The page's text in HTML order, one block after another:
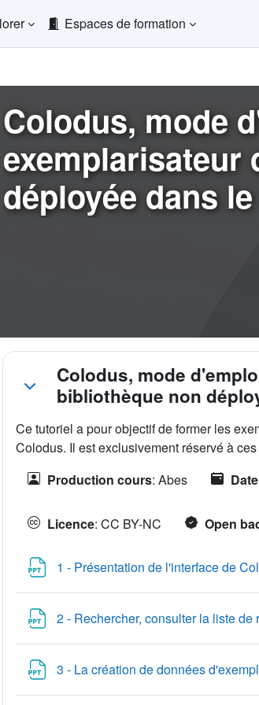
Espaces de formation
Colodus, mode
exemplarisateur
déployée dans
Résumé de section
Colodus, mode
bibliothèque non
Ce tutoriel a pour objectif de former les
Colodus. Il est exclusivement réservé à
Production cours: Abes
Licence: CC BY-NC Open
1 - Présentation de l'interface de
2 - Rechercher, consulter la liste
3 - La création de données